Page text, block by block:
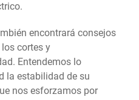
encontrará consejos
cortes y
Entendemos lo
la estabilidad de su
nos esforzamos por